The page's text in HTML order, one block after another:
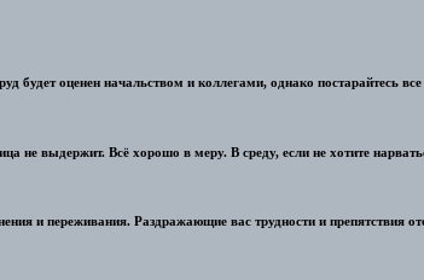
оценен начальством и коллегами, однако постарайтесь
не выдержит. Всё хорошо в меру. В среду, если не хотите
и переживания. Раздражающие вас трудности и препятствия